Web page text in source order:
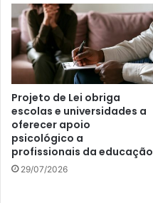
Projeto de Lei obriga
escolas e universidades a
oferecer apoio
psicológico a
profissionais da educação
29/07/2026